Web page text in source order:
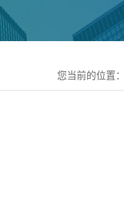
您当前的位置：